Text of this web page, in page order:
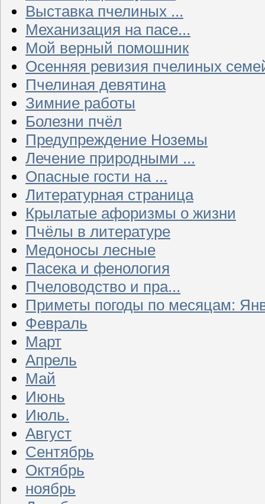
Выставка пчелиных ...
Механизация на пасе...
Мой верный помошник
Осенняя ревизия пчелиных
Пчелиная девятина
Зимние работы
Болезни пчёл
Предупреждение Ноземы
Лечение природными ...
Опасные гости на ...
Литературная страница
Крылатые афоризмы о жизни
Пчёлы в литературе
Медоносы лесные
Пасека и фенология
Пчеловодство и пра...
Приметы погоды по месяцам:
Февраль
Март
Апрель
Май
Июнь
Июль.
Август
Сентябрь
Октябрь
ноябрь